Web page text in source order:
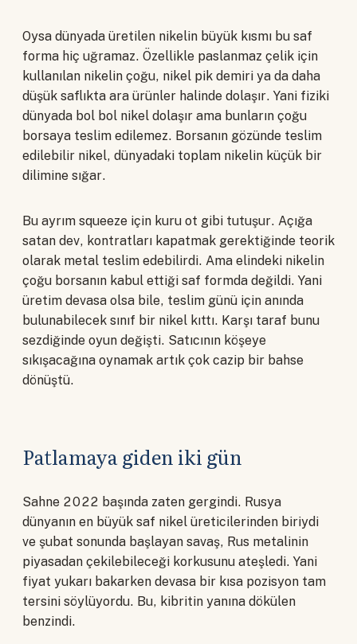
Oysa dünyada üretilen nikelin büyük kısmı bu saf
forma hiç uğramaz. Özellikle paslanmaz çelik için
kullanılan nikelin çoğu, nikel pik demiri ya da daha
düşük saflıkta ara ürünler halinde dolaşır. Yani fiziki
dünyada bol bol nikel dolaşır ama bunların çoğu
borsaya teslim edilemez. Borsanın gözünde teslim
edilebilir nikel, dünyadaki toplam nikelin küçük bir
dilimine sığar.
Bu ayrım squeeze için kuru ot gibi tutuşur. Açığa
satan dev, kontratları kapatmak gerektiğinde teorik
olarak metal teslim edebilirdi. Ama elindeki nikelin
çoğu borsanın kabul ettiği saf formda değildi. Yani
üretim devasa olsa bile, teslim günü için anında
bulunabilecek sınıf bir nikel kıttı. Karşı taraf bunu
sezdiğinde oyun değişti. Satıcının köşeye
sıkışacağına oynamak artık çok cazip bir bahse
dönüştü.
Patlamaya giden iki gün
Sahne 2022 başında zaten gergindi. Rusya
dünyanın en büyük saf nikel üreticilerinden biriydi
ve şubat sonunda başlayan savaş, Rus metalinin
piyasadan çekilebileceği korkusunu ateşledi. Yani
fiyat yukarı bakarken devasa bir kısa pozisyon tam
tersini söylüyordu. Bu, kibritin yanına dökülen
benzindi.